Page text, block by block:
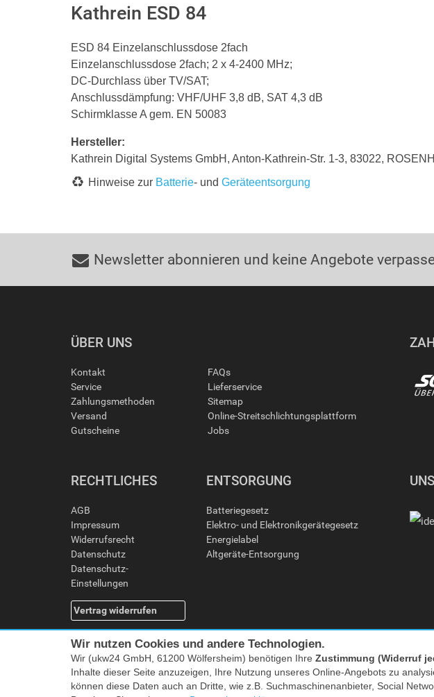
Kathrein ESD 84
ESD 84 Einzelanschlussdose 2fach
Einzelanschlussdose 2fach; 2 x 4-2400 MHz;
DC-Durchlass über TV/SAT;
Anschlussdämpfung: VHF/UHF 3,8 dB, SAT 4,3 dB
Schirmklasse A gem. EN 50083
Hersteller:
Kathrein Digital Systems GmbH, Anton-Kathrein-Str. 1-3, 83022,
Hinweise zur Batterie- und Geräteentsorgung
Newsletter abonnieren und keine Angebote
ÜBER UNS
Kontakt
Service
Zahlungsmethoden
Versand
Gutscheine
FAQs
Lieferservice
Sitemap
Online-Streitschlichtungsplattform
Jobs
RECHTLICHES
AGB
Impressum
Widerrufsrecht
Datenschutz
Datenschutz-
Einstellungen
Vertrag widerrufen
ENTSORGUNG
Batteriegesetz
Elektro- und Elektronikgerätegesetz
Energielabel
Altgeräte-Entsorgung
Wir nutzen Cookies und andere Technologien.
Wir (ukw24 GmbH, 61200 Wölfersheim) benötigen Ihre Zustimmung (Widerruf
Inhalte dieser Seite anzuzeigen, Ihre Nutzung unseres Online-Angebots zu
können diese Daten auch an Dritte, wie z.B. Suchmaschinenanbieter, Social